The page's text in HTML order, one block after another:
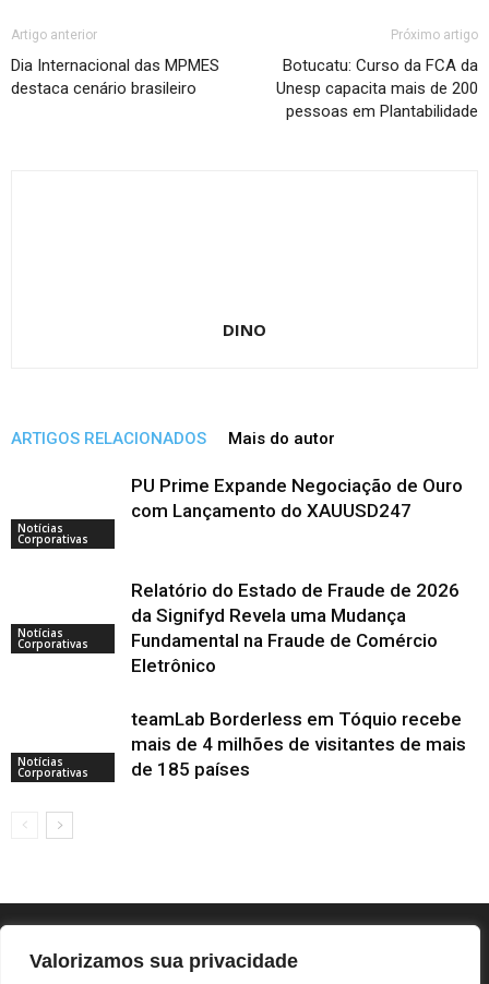
Valorizamos sua privacidade
Artigo anterior
Dia Internacional das MPMES
destaca cenário brasileiro
Próximo artigo
Botucatu: Curso da FCA da
Unesp capacita mais de 200
pessoas em Plantabilidade
DINO
ARTIGOS RELACIONADOS Mais do autor
Notícias
Corporativas
PU Prime Expande Negociação de Ouro
com Lançamento do XAUUSD247
Notícias
Corporativas
Relatório do Estado de Fraude de 2026
da Signifyd Revela uma Mudança
Fundamental na Fraude de Comércio
Eletrônico
Notícias
Corporativas
teamLab Borderless em Tóquio recebe
mais de 4 milhões de visitantes de mais
de 185 países